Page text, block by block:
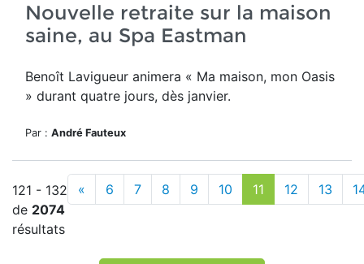
Nouvelle retraite sur la maison
saine, au Spa Eastman
Benoît Lavigueur animera « Ma maison, mon Oasis
» durant quatre jours, dès janvier.
Par : André Fauteux
121 - 132
de 2074
résultats
« 6 7 8 9 10 11 12 13